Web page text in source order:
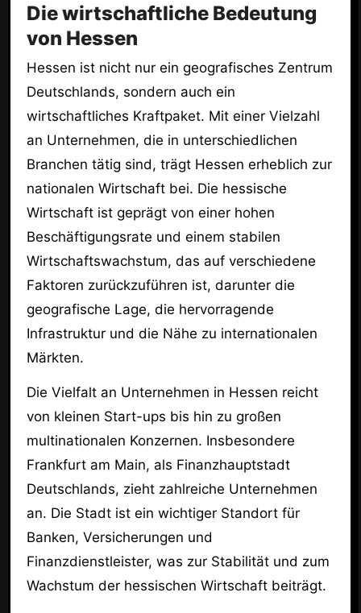
Die wirtschaftliche Bedeutung
von Hessen
Hessen ist nicht nur ein geografisches Zentrum
Deutschlands, sondern auch ein
wirtschaftliches Kraftpaket. Mit einer Vielzahl
an Unternehmen, die in unterschiedlichen
Branchen tätig sind, trägt Hessen erheblich zur
nationalen Wirtschaft bei. Die hessische
Wirtschaft ist geprägt von einer hohen
Beschäftigungsrate und einem stabilen
Wirtschaftswachstum, das auf verschiedene
Faktoren zurückzuführen ist, darunter die
geografische Lage, die hervorragende
Infrastruktur und die Nähe zu internationalen
Märkten.
Die Vielfalt an Unternehmen in Hessen reicht
von kleinen Start-ups bis hin zu großen
multinationalen Konzernen. Insbesondere
Frankfurt am Main, als Finanzhauptstadt
Deutschlands, zieht zahlreiche Unternehmen
an. Die Stadt ist ein wichtiger Standort für
Banken, Versicherungen und
Finanzdienstleister, was zur Stabilität und zum
Wachstum der hessischen Wirtschaft beiträgt.